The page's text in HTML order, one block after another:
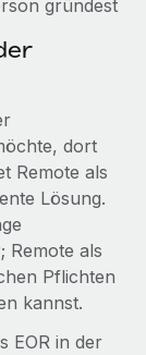
gründest
dort
Remote als
Lösung.
Remote als
Pflichten
kannst.
EOR in der